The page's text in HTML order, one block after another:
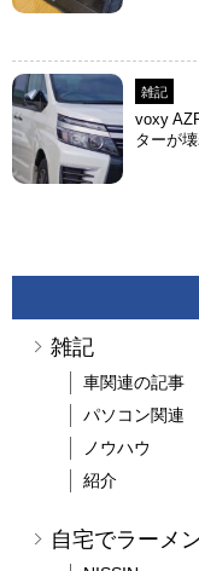
雑記
voxy
ターが
雑記
車関連の記事
パソコン関連
ノウハウ
紹介
自宅でラーメ